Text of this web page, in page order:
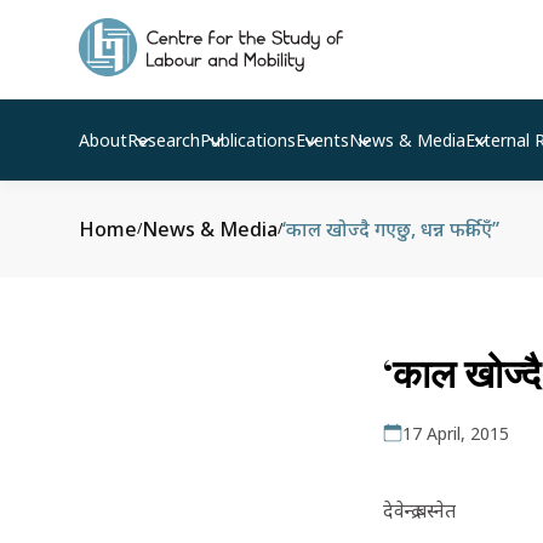
AboutResearchPublicationsEventsNews & MediaExternal
Home/News & Media/‘काल खोज्दै गएछु, धन्न फर्किएँ’’
‘काल
17 April, 2015
देवेन्द्र बस्नेत